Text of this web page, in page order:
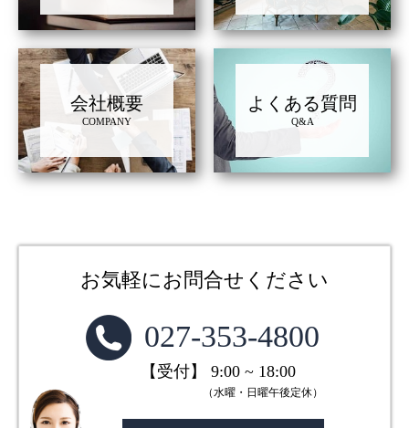
会社概要
COMPANY
よくある質問
Q&A
お気軽にお問合せください
027-353-4800
【受付】 9:00 ~ 18:00
（水曜・日曜午後定休）